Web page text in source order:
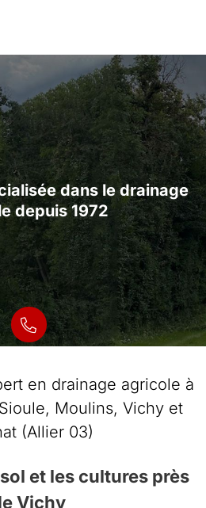
dans le drainage
depuis 1972
dans le drainage
depuis 1972
en drainage agricole à
Moulins, Vichy et
(Allier 03)
et les cultures près
Vichy